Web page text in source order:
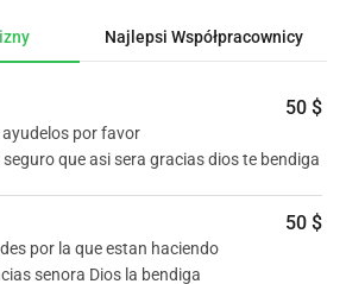
Najlepsi Współpracownicy
50 $
por favor
que asi sera gracias dios te bendiga
50 $
por la que estan haciendo
senora Dios la bendiga